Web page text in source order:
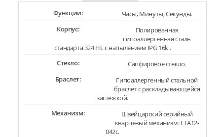
Функции:
Часы, Минуты, Секунды.
Корпус:
Полированная
гипоаллергенная сталь
стандарта 324 HL с напылением IPG 16k .
Стекло:
Сапфировое стекло.
Браслет:
Гипоаллергенный стальной
браслет с раскладывающейся
застежкой.
Механизм:
Швейцарский серийный
кварцевый механизм: ETA12-
042c.